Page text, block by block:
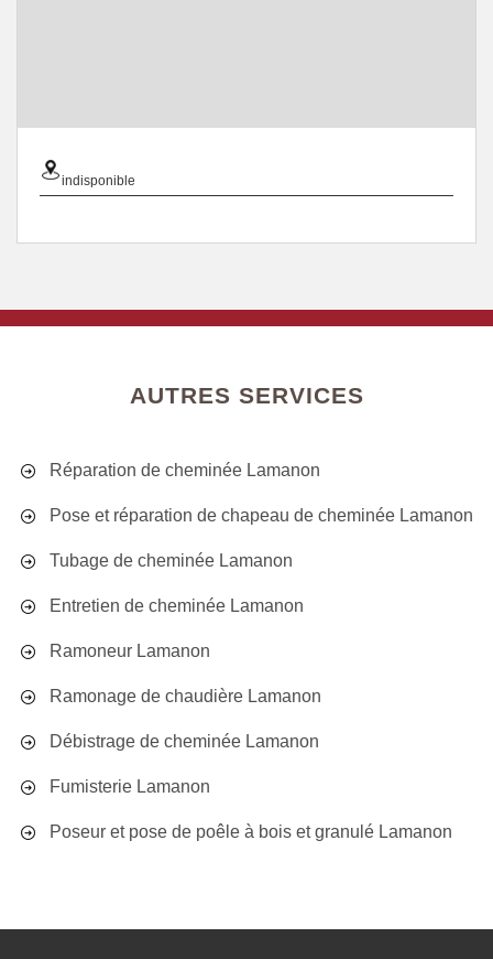
indisponible
AUTRES SERVICES
Réparation de cheminée Lamanon
Pose et réparation de chapeau de cheminée Lamanon
Tubage de cheminée Lamanon
Entretien de cheminée Lamanon
Ramoneur Lamanon
Ramonage de chaudière Lamanon
Débistrage de cheminée Lamanon
Fumisterie Lamanon
Poseur et pose de poêle à bois et granulé Lamanon